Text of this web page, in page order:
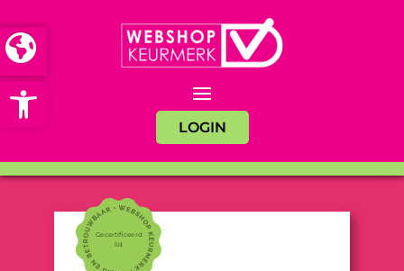
Open toolbar
LOGIN
Gecertificeerd
lid